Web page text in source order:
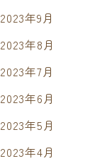
2023年9月
2023年8月
2023年7月
2023年6月
2023年5月
2023年4月